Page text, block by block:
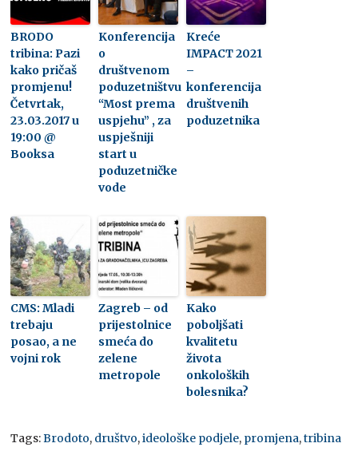
BRODO
tribina: Pazi
kako pričaš
promjenu!
Četvrtak,
23.03.2017 u
19:00 @
Booksa
Konferencija
o
društvenom
poduzetništvu
“Most prema
uspjehu” , za
uspješniji
start u
poduzetničke
vode
Kreće
IMPACT 2021
–
konferencija
društvenih
poduzetnika
CMS: Mladi
trebaju
posao, a ne
vojni rok
Zagreb – od
prijestolnice
smeća do
zelene
metropole
Kako
poboljšati
kvalitetu
života
onkoloških
bolesnika?
Tags:Brodoto, društvo,ideološke podjele, promjena,tribina